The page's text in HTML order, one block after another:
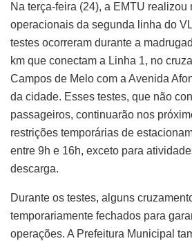
Na terça-feira (24), a EMTU realizou
operacionais da segunda linha do
testes ocorreram durante a
km que conectam a Linha 1, no
Campos de Melo com a Avenida
da cidade. Esses testes, que não
passageiros, continuarão nos
restrições temporárias de
entre 9h e 16h, exceto para
descarga.
Durante os testes, alguns
temporariamente fechados para
operações. A Prefeitura Municipal